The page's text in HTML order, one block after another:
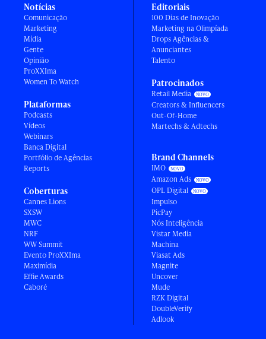
Notícias
Comunicação
Marketing
Mídia
Gente
Opinião
ProXXIma
Women To Watch
Plataformas
Podcasts
Vídeos
Webinars
Banca Digital
Portfólio de Agências
Reports
Coberturas
Cannes Lions
SXSW
MWC
NRF
WW Summit
Evento ProXXIma
Maximídia
Effie Awards
Caboré
Editoriais
100 Dias de Inovação
Marketing na Olimpíada
Drops Agências &
Anunciantes
Talento
Patrocinados
Retail Media
Creators & Influencers
Out-Of-Home
Martechs & Adtechs
Brand Channels
IMO
Amazon Ads
OPL Digital
Impulso
PicPay
Nós Inteligência
Vistar Media
Machina
Viasat Ads
Magnite
Uncover
Mude
RZK Digital
DoubleVerify
Adlook